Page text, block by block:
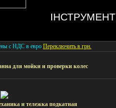
ІНСТРУМЕНТ
с НДС в евро Переключить в грн.
для мойки и проверки колес
и тележка подкатная